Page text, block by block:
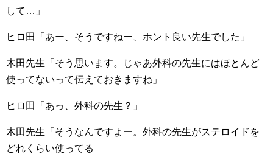
して…」
ヒロ田「あー、そうですねー、ホント良い先生でした」
木田先生「そう思います。じゃあ外科の先生にはほとんど
使ってないって伝えておきますね」
ヒロ田「あっ、外科の先生？」
木田先生「そうなんですよー。外科の先生がステロイドを
どれくらい使ってる